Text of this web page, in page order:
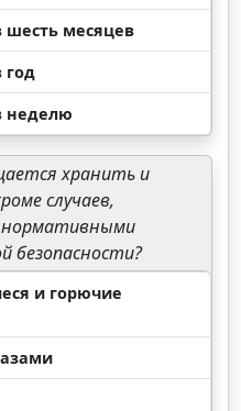
шесть месяцев
год
неделю
хранить и
случаев,
нормативными
безопасности?
и горючие